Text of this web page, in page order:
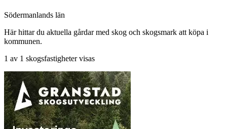
Södermanlands län
Här hittar du aktuella gårdar med skog och skogsmark att köpa i
kommunen.
1 av 1 skogsfastigheter visas